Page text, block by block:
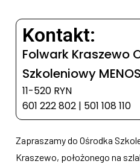
Kontakt:
Folwark Kraszewo
Szkoleniowy MENOS
11-520 RYN
601 222 802 | 501 108 110
Zapraszamy do Ośrodka
Kraszewo, położonego na